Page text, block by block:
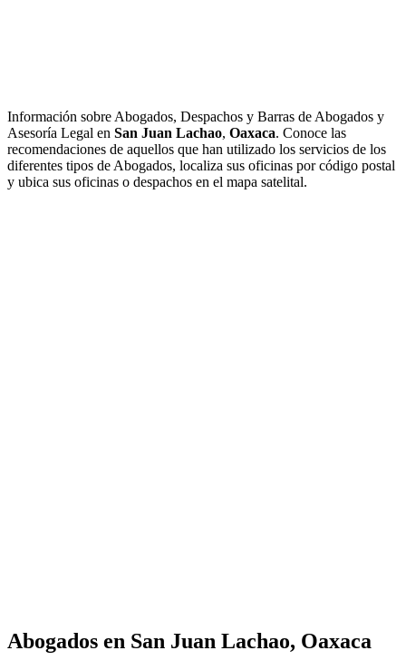
Información sobre Abogados, Despachos y Barras de Abogados y
Asesoría Legal en San Juan Lachao, Oaxaca. Conoce las
recomendaciones de aquellos que han utilizado los servicios de los
diferentes tipos de Abogados, localiza sus oficinas por código postal
y ubica sus oficinas o despachos en el mapa satelital.
Abogados en San Juan Lachao, Oaxaca